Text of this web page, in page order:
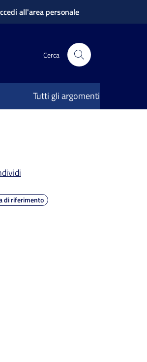
all'area personale
Cerca
Tutti gli argomenti
di riferimento